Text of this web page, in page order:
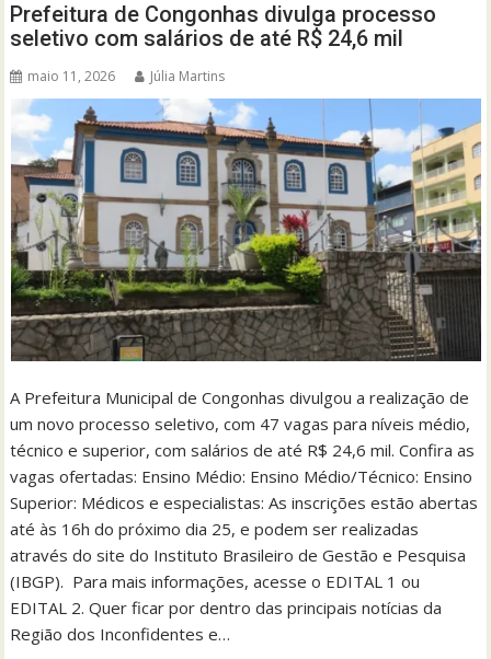
Prefeitura de Congonhas divulga processo
seletivo com salários de até R$ 24,6 mil
maio 11, 2026 Júlia Martins
A Prefeitura Municipal de Congonhas divulgou a realização de
um novo processo seletivo, com 47 vagas para níveis médio,
técnico e superior, com salários de até R$ 24,6 mil. Confira as
vagas ofertadas: Ensino Médio: Ensino Médio/Técnico: Ensino
Superior: Médicos e especialistas: As inscrições estão abertas
até às 16h do próximo dia 25, e podem ser realizadas
através do site do Instituto Brasileiro de Gestão e Pesquisa
(IBGP). Para mais informações, acesse o EDITAL 1 ou
EDITAL 2. Quer ficar por dentro das principais notícias da
Região dos Inconfidentes e…